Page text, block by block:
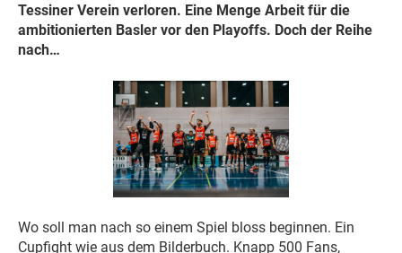
Tessiner Verein verloren. Eine Menge Arbeit für die
ambitionierten Basler vor den Playoffs. Doch der Reihe
nach…
Wo soll man nach so einem Spiel bloss beginnen. Ein
Cupfight wie aus dem Bilderbuch. Knapp 500 Fans,